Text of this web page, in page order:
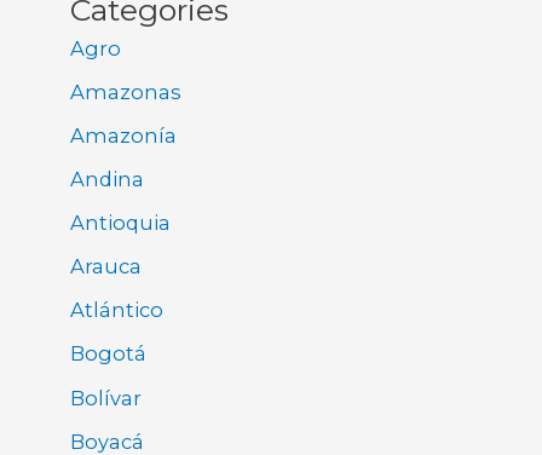
Categories
Agro
Amazonas
Amazonía
Andina
Antioquia
Arauca
Atlántico
Bogotá
Bolívar
Boyacá